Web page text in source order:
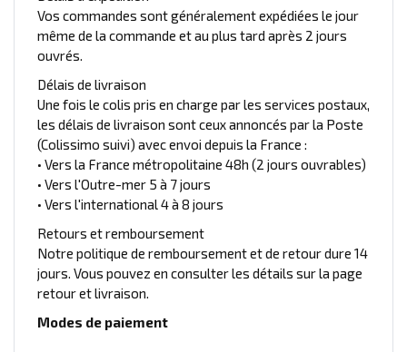
Vos commandes sont généralement expédiées le jour
même de la commande et au plus tard après 2 jours
ouvrés.
Délais de livraison
Une fois le colis pris en charge par les services postaux,
les délais de livraison sont ceux annoncés par la Poste
(Colissimo suivi) avec envoi depuis la France :
• Vers la France métropolitaine 48h (2 jours ouvrables)
• Vers l'Outre-mer 5 à 7 jours
• Vers l'international 4 à 8 jours
Retours et remboursement
Notre politique de remboursement et de retour dure 14
jours. Vous pouvez en consulter les détails sur la page
retour et livraison.
Modes de paiement